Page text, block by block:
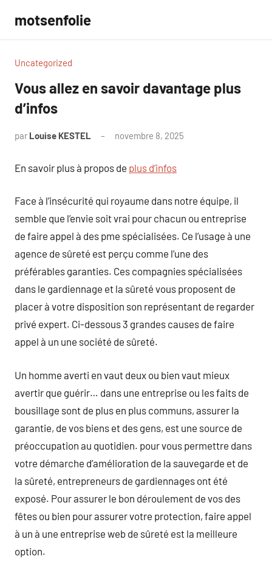
contenu
motsenfolie
Uncategorized
Vous allez en savoir davantage plus
d’infos
par Louise KESTEL novembre 8, 2025
En savoir plus à propos de plus d’infos
Face à l’insécurité qui royaume dans notre équipe, il
semble que l’envie soit vrai pour chacun ou entreprise
de faire appel à des pme spécialisées. Ce l’usage à une
agence de sûreté est perçu comme l’une des
préférables garanties. Ces compagnies spécialisées
dans le gardiennage et la sûreté vous proposent de
placer à votre disposition son représentant de regarder
privé expert. Ci-dessous 3 grandes causes de faire
appel à un une société de sûreté.
Un homme averti en vaut deux ou bien vaut mieux
avertir que guérir… dans une entreprise ou les faits de
bousillage sont de plus en plus communs, assurer la
garantie, de vos biens et des gens, est une source de
préoccupation au quotidien. pour vous permettre dans
votre démarche d’amélioration de la sauvegarde et de
la sûreté, entrepreneurs de gardiennages ont été
exposé. Pour assurer le bon déroulement de vos des
fêtes ou bien pour assurer votre protection, faire appel
à un à une entreprise web de sûreté est la meilleure
option.